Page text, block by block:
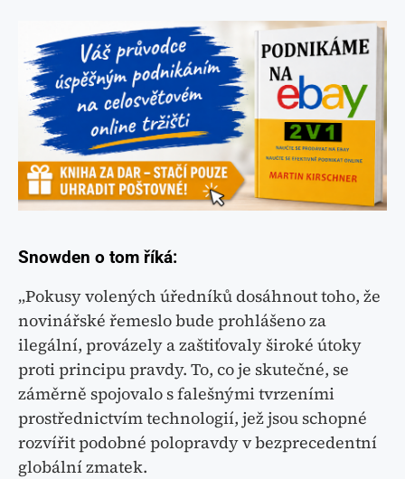
Snowden o tom říká:
„Pokusy volených úředníků dosáhnout toho, že
novinářské řemeslo bude prohlášeno za
ilegální, provázely a zaštiťovaly široké útoky
proti principu pravdy. To, co je skutečné, se
záměrně spojovalo s falešnými tvrzeními
prostřednictvím technologií, jež jsou schopné
rozvířit podobné polopravdy v bezprecedentní
globální zmatek.